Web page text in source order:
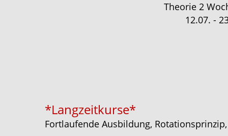
*Langzeitkurse*
Fortlaufende Ausbildung,
Theorie 2
12.07. -